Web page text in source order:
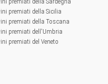
premiati della Sicilia
premiati della Toscana
premiati dell'Umbria
premiati del Veneto